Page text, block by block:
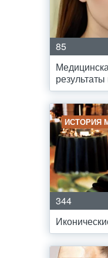
85
ИСТОРИЯ
344